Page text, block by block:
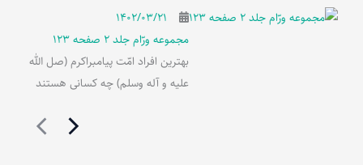
۱۴۰۲/۰۳/۲۱
مجموعه ورّام جلد 2 صفحه 123
بهترین افراد امّت پیامبراکرم (صل الله
علیه و آله وسلم) چه کسانی هستند